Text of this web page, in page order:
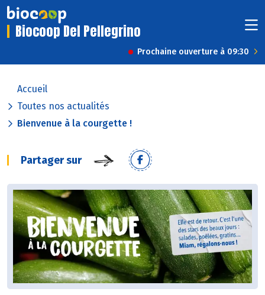
Biocoop Del Pellegrino
Prochaine ouverture à 09:30
Accueil
Toutes nos actualités
Bienvenue à la courgette !
Partager sur